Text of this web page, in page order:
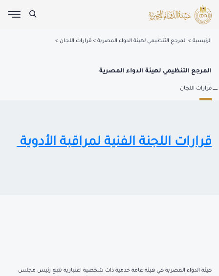
الرئيسية المرجع التنظيمي لهيئة الدواء المصرية قرارات اللجان
المرجع التنظيمي لهيئة الدواء المصرية
قرارات اللجان
قرارات اللجنة الفنية لمراقبة الأدوية
هيئة الدواء المصرية هي هيئة عامة خدمية ذات شخصية اعتبارية تتبع رئيس مجلس